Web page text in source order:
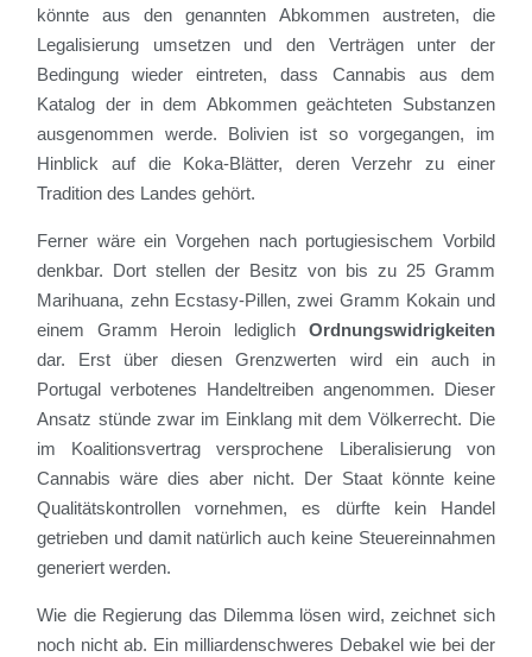
könnte aus den genannten Abkommen austreten, die
Legalisierung umsetzen und den Verträgen unter der
Bedingung wieder eintreten, dass Cannabis aus dem
Katalog der in dem Abkommen geächteten Substanzen
ausgenommen werde. Bolivien ist so vorgegangen, im
Hinblick auf die Koka-Blätter, deren Verzehr zu einer
Tradition des Landes gehört.
Ferner wäre ein Vorgehen nach portugiesischem Vorbild
denkbar. Dort stellen der Besitz von bis zu 25 Gramm
Marihuana, zehn Ecstasy-Pillen, zwei Gramm Kokain und
einem Gramm Heroin lediglich Ordnungswidrigkeiten
dar. Erst über diesen Grenzwerten wird ein auch in
Portugal verbotenes Handeltreiben angenommen. Dieser
Ansatz stünde zwar im Einklang mit dem Völkerrecht. Die
im Koalitionsvertrag versprochene Liberalisierung von
Cannabis wäre dies aber nicht. Der Staat könnte keine
Qualitätskontrollen vornehmen, es dürfte kein Handel
getrieben und damit natürlich auch keine Steuereinnahmen
generiert werden.
Wie die Regierung das Dilemma lösen wird, zeichnet sich
noch nicht ab. Ein milliardenschweres Debakel wie bei der